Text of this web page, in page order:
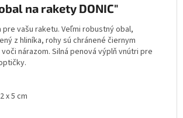
na rakety DONIC"
pre vašu raketu. Veľmi robustný obal,
z hliníka, rohy sú chránené čiernym
nárazom. Silná penová výplň vnútri pre
x 5 cm